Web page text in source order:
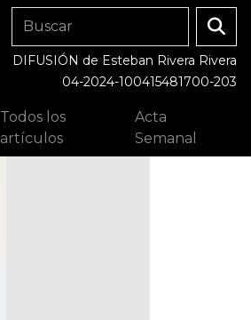
DIFUSIÓN de Esteban Rivera Rivera
04-2024-100415481700-203
Todos los
artículos
Acta
Semanal